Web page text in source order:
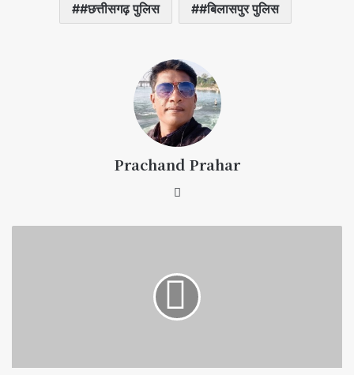
#छत्तीसगढ़ पुलिस #बिलासपुर पुलिस
Prachand Prahar